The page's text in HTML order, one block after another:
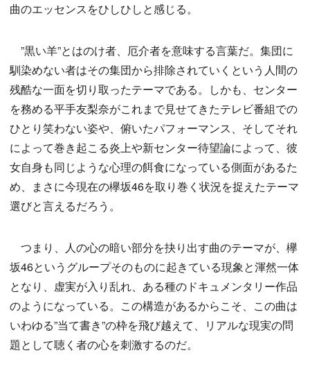
曲のエッセンスをひしひしと感じる。
”黒い羊”とはのけ者、厄介者を意味する言葉だ。集団に
馴染めない者はその集団から排除されていくという人間の
残酷な一面を切り取ったテーマである。しかも、センター
を務める平手友梨奈がこれまで見せてきたテレビ番組での
ひとり笑わない姿や、俯いたパフォーマンス、そしてそれ
によって巻き起こる炎上や新センター待望論によって、彼
女自身も同じような心理の餌食になっている側面があるた
め、まさに今現在の欅坂46を取り巻く状況を捉えたテーマ
選びと言えるだろう。
つまり、人の心の暗い部分を抉り出す曲のテーマが、欅
坂46というグループそのものに起きている現象と渾然一体
となり、虚実が入り乱れ、ある種のドキュメンタリー作品
のようになっている。この構造があるからこそ、この曲は
いわゆる”当て書き”の枠を飛び越えて、リアルな現実の問
題として聴く者の心を刺激するのだ。